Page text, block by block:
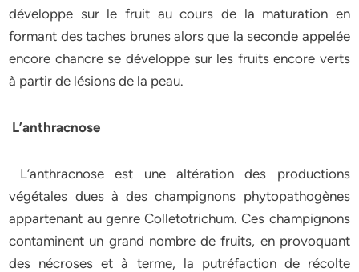
développe sur le fruit au cours de la maturation en
formant des taches brunes alors que la seconde appelée
encore chancre se développe sur les fruits encore verts
à partir de lésions de la peau.
L’anthracnose
L’anthracnose est une altération des productions
végétales dues à des champignons phytopathogènes
appartenant au genre Colletotrichum. Ces champignons
contaminent un grand nombre de fruits, en provoquant
des nécroses et à terme, la putréfaction de récolte